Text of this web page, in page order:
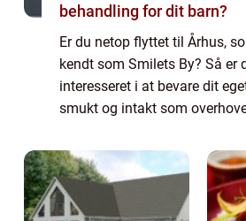
behandling for dit barn?
Er du netop flyttet til Århus,
kendt som Smilets By? Så er
interesseret i at bevare dit
smukt og intakt som
dig e...